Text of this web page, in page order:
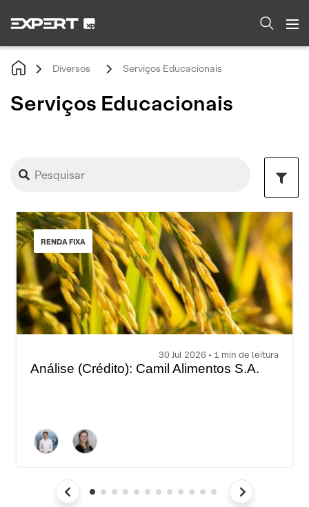
Diversos Serviços Educacionais
Serviços Educacionais
RENDA FIXA
30 Jul 2026 • 1 min de leitura
Análise (Crédito): Camil Alimentos S.A.